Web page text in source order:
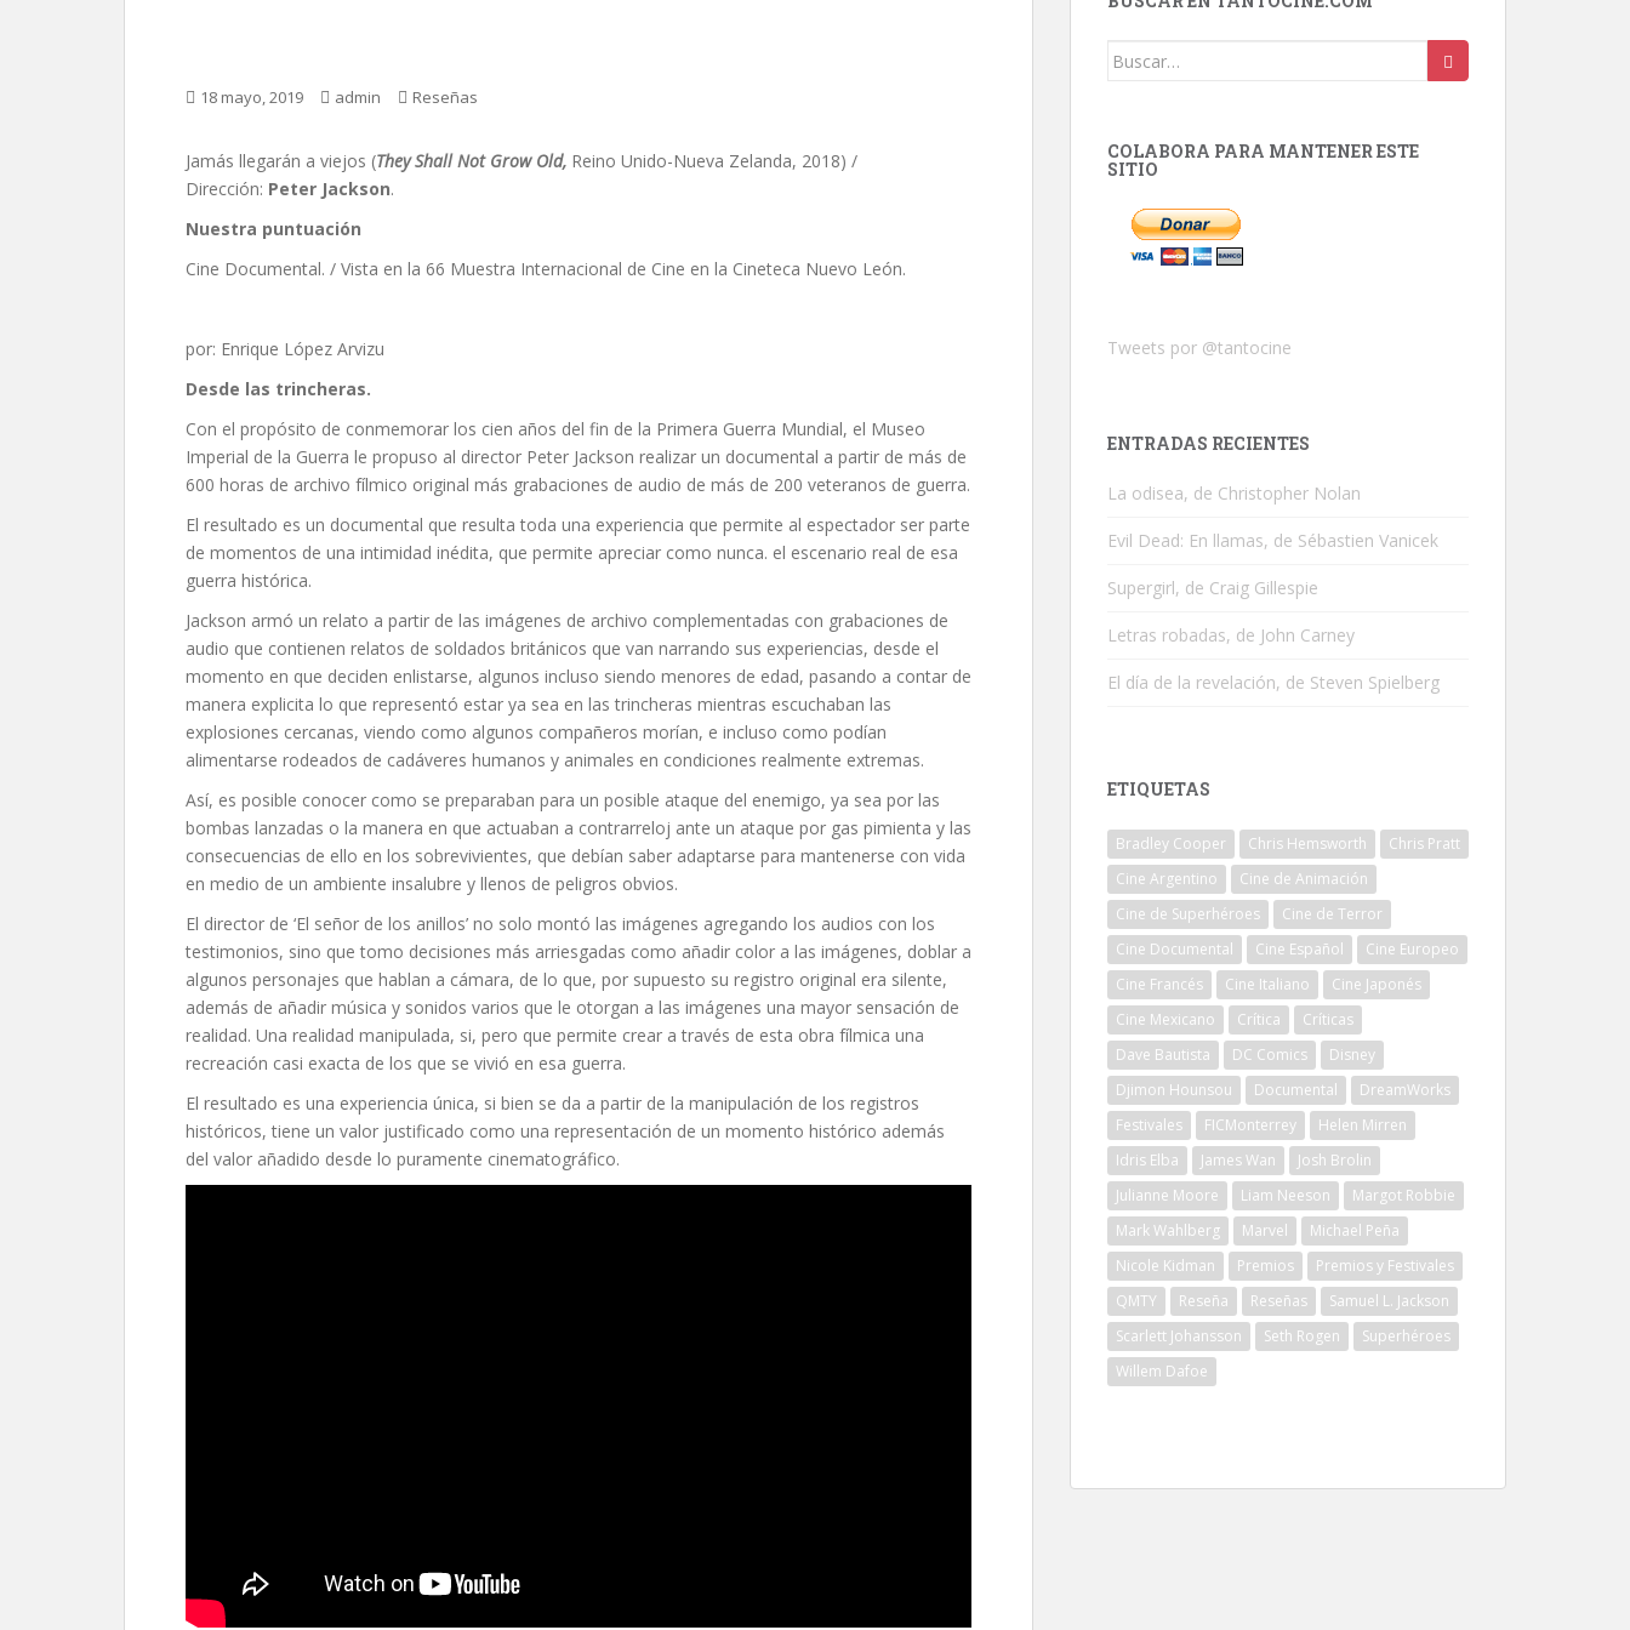
18 mayo, 2019 admin Reseñas
Jamás llegarán a viejos (They Shall Not Grow Old, Reino Unido-Nueva Zelanda, 2018) /
Dirección: Peter Jackson.
Nuestra puntuación
Cine Documental. / Vista en la 66 Muestra Internacional de Cine en la Cineteca Nuevo León.
por: Enrique López Arvizu
Desde las trincheras.
Con el propósito de conmemorar los cien años del fin de la Primera Guerra Mundial, el Museo
Imperial de la Guerra le propuso al director Peter Jackson realizar un documental a partir de más de
600 horas de archivo fílmico original más grabaciones de audio de más de 200 veteranos de guerra.
El resultado es un documental que resulta toda una experiencia que permite al espectador ser parte
de momentos de una intimidad inédita, que permite apreciar como nunca. el escenario real de esa
guerra histórica.
Jackson armó un relato a partir de las imágenes de archivo complementadas con grabaciones de
audio que contienen relatos de soldados británicos que van narrando sus experiencias, desde el
momento en que deciden enlistarse, algunos incluso siendo menores de edad, pasando a contar de
manera explicita lo que representó estar ya sea en las trincheras mientras escuchaban las
explosiones cercanas, viendo como algunos compañeros morían, e incluso como podían
alimentarse rodeados de cadáveres humanos y animales en condiciones realmente extremas.
Así, es posible conocer como se preparaban para un posible ataque del enemigo, ya sea por las
bombas lanzadas o la manera en que actuaban a contrarreloj ante un ataque por gas pimienta y las
consecuencias de ello en los sobrevivientes, que debían saber adaptarse para mantenerse con vida
en medio de un ambiente insalubre y llenos de peligros obvios.
El director de ‘El señor de los anillos’ no solo montó las imágenes agregando los audios con los
testimonios, sino que tomo decisiones más arriesgadas como añadir color a las imágenes, doblar a
algunos personajes que hablan a cámara, de lo que, por supuesto su registro original era silente,
además de añadir música y sonidos varios que le otorgan a las imágenes una mayor sensación de
realidad. Una realidad manipulada, si, pero que permite crear a través de esta obra fílmica una
recreación casi exacta de los que se vivió en esa guerra.
El resultado es una experiencia única, si bien se da a partir de la manipulación de los registros
históricos, tiene un valor justificado como una representación de un momento histórico además
del valor añadido desde lo puramente cinematográfico.
Buscar:
COLABORA PARA MANTENER ESTE
SITIO
Tweets por @tantocine
ENTRADAS RECIENTES
La odisea, de Christopher Nolan
Evil Dead: En llamas, de Sébastien Vanicek
Supergirl, de Craig Gillespie
Letras robadas, de John Carney
El día de la revelación, de Steven Spielberg
ETIQUETAS
Bradley Cooper Chris Hemsworth
Chris Pratt
Cine Argentino
Cine de Animación
Cine de Superhéroes
Cine de Terror
Cine Documental
Cine Español
Cine Europeo
Cine Francés
Cine Italiano
Cine Japonés
Cine Mexicano
Crítica
Críticas
Dave Bautista
DC Comics
Disney
Djimon Hounsou
Documental
DreamWorks
Festivales
FICMonterrey
Helen Mirren
Idris Elba
James Wan
Josh Brolin
Julianne Moore
Liam Neeson
Margot Robbie
Mark Wahlberg
Marvel
Michael Peña
Nicole Kidman
Premios
Premios y Festivales
QMTY
Reseña Reseñas
Samuel L. Jackson
Scarlett Johansson
Seth Rogen
Superhéroes
Willem Dafoe